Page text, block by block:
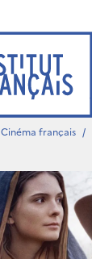
Cinéma français /